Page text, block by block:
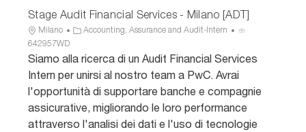
Stage Audit Financial Services - Milano [ADT]
U
b
i
c
z
i
o
Milano
C
t
o
r
i
Accounting, Assurance and Audit-Intern
a
n
u
n
c
642957WD
Siamo alla ricerca di un Audit Financial Services
Intern per unirsi al nostro team a PwC. Avrai
l'opportunità di supportare banche e compagnie
assicurative, migliorando le loro performance
attraverso l'analisi dei dati e l'uso di tecnologie